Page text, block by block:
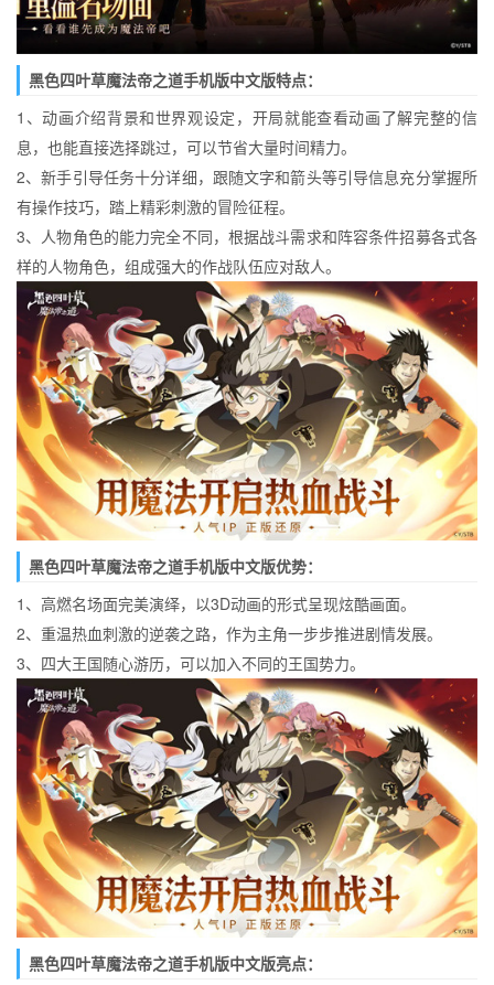
黑色四叶草魔法帝之道手机版中文版特点：
1、动画介绍背景和世界观设定，开局就能查看动画了解完整的信
息，也能直接选择跳过，可以节省大量时间精力。
2、新手引导任务十分详细，跟随文字和箭头等引导信息充分掌握所
有操作技巧，踏上精彩刺激的冒险征程。
3、人物角色的能力完全不同，根据战斗需求和阵容条件招募各式各
样的人物角色，组成强大的作战队伍应对敌人。
黑色四叶草魔法帝之道手机版中文版优势：
1、高燃名场面完美演绎，以3D动画的形式呈现炫酷画面。
2、重温热血刺激的逆袭之路，作为主角一步步推进剧情发展。
3、四大王国随心游历，可以加入不同的王国势力。
黑色四叶草魔法帝之道手机版中文版亮点：